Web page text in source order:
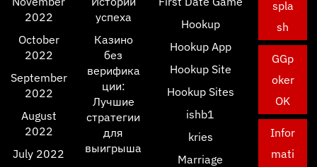
2022
October
2022
September
2022
August
2022
July 2022
успеха
Казино
без
верифика
ции:
Лучшие
стратегии
для
выигрыша
Hookup
Hookup App
Hookup Site
Hookup Sites
ishb1
kries
Marriage
spla
sh
GGp
oker
OK
Infor
mati